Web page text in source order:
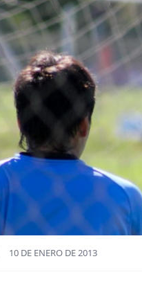
10 DE ENERO DE 2013